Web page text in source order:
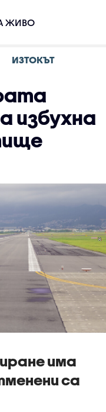
ЖИВО
ИЗТОКЪТ
избухна
има
са